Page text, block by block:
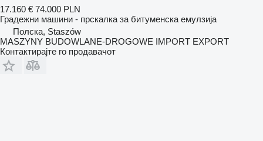
17.160 € 74.000 PLN
Градежни машини - прскалка за битуменска емулзија
Полска, Staszów
MASZYNY BUDOWLANE-DROGOWE IMPORT EXPORT
Контактирајте го продавачот